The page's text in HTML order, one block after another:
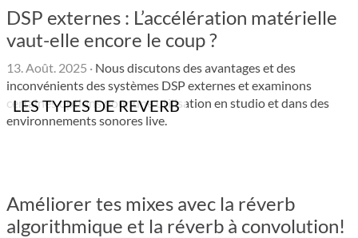
DSP externes : L’accélération matérielle
vaut-elle encore le coup ?
13. Août. 2025 · Nous discutons des avantages et des
inconvénients des systèmes DSP externes et examinons
certaines options pour une utilisation en studio et dans des
environnements sonores live.
LES TYPES DE REVERB
Améliorer tes mixes avec la réverb
algorithmique et la réverb à convolution!